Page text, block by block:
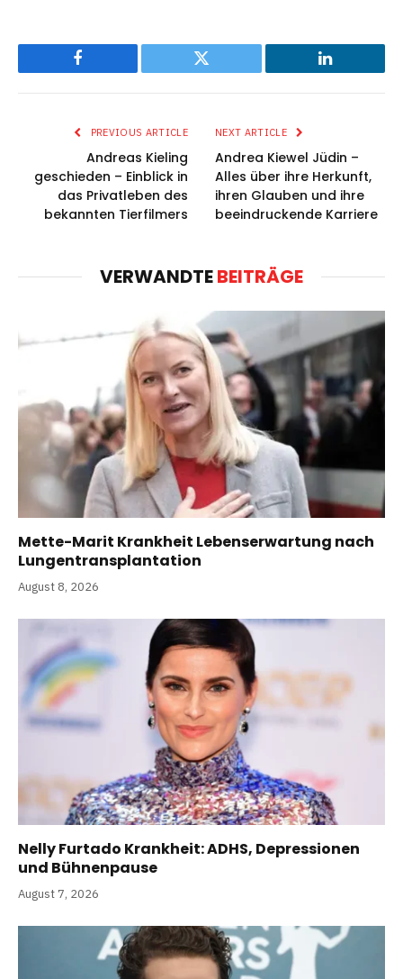
Facebook Twitter LinkedIn
PREVIOUS ARTICLE
Andreas Kieling
geschieden – Einblick in
das Privatleben des
bekannten Tierfilmers
NEXT ARTICLE
Andrea Kiewel Jüdin –
Alles über ihre Herkunft,
ihren Glauben und ihre
beeindruckende Karriere
VERWANDTEBEITRÄGE
Mette-Marit Krankheit Lebenserwartung nach
Lungentransplantation
August 8, 2026
Nelly Furtado Krankheit: ADHS, Depressionen
und Bühnenpause
August 7, 2026